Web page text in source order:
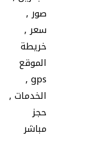
صور ,
سعر ,
خريطة
الموقع
gps ,
الخدمات ,
حجز
مباشر